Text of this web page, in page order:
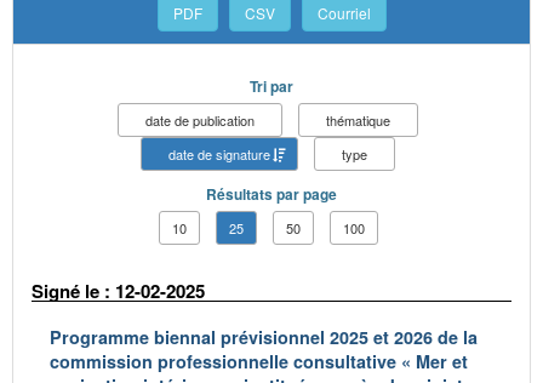
PDF CSV Courriel
Tri par
date de publication
thématique
date de signature
type
Résultats par page
10 25 50 100
Signé le : 12-02-2025
Programme biennal prévisionnel 2025 et 2026 de la
commission professionnelle consultative « Mer et